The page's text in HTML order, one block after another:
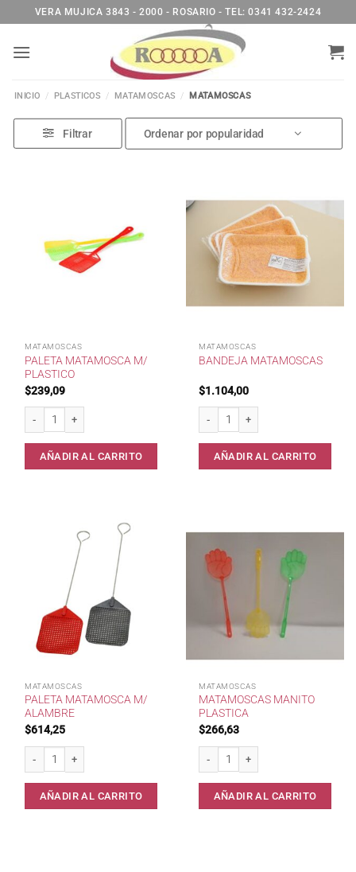
al
contenido
VERA MUJICA 3843 - 2000 - ROSARIO - TEL: 0341 432-2424
INICIO / PLASTICOS / MATAMOSCAS / MATAMOSCAS
Filtrar
MATAMOSCAS
PALETA MATAMOSCA M/
PLASTICO
$239,09
Paleta Matamosca m/ Plastico cantidad
AÑADIR AL CARRITO
MATAMOSCAS
BANDEJA MATAMOSCAS
$1.104,00
Bandeja Matamoscas cantidad
AÑADIR AL CARRITO
MATAMOSCAS
PALETA MATAMOSCA M/
ALAMBRE
$614,25
Paleta matamosca m/ alambre cantidad
AÑADIR AL CARRITO
MATAMOSCAS
MATAMOSCAS MANITO
PLASTICA
$266,63
Matamoscas Manito Plastica
AÑADIR AL CARRITO